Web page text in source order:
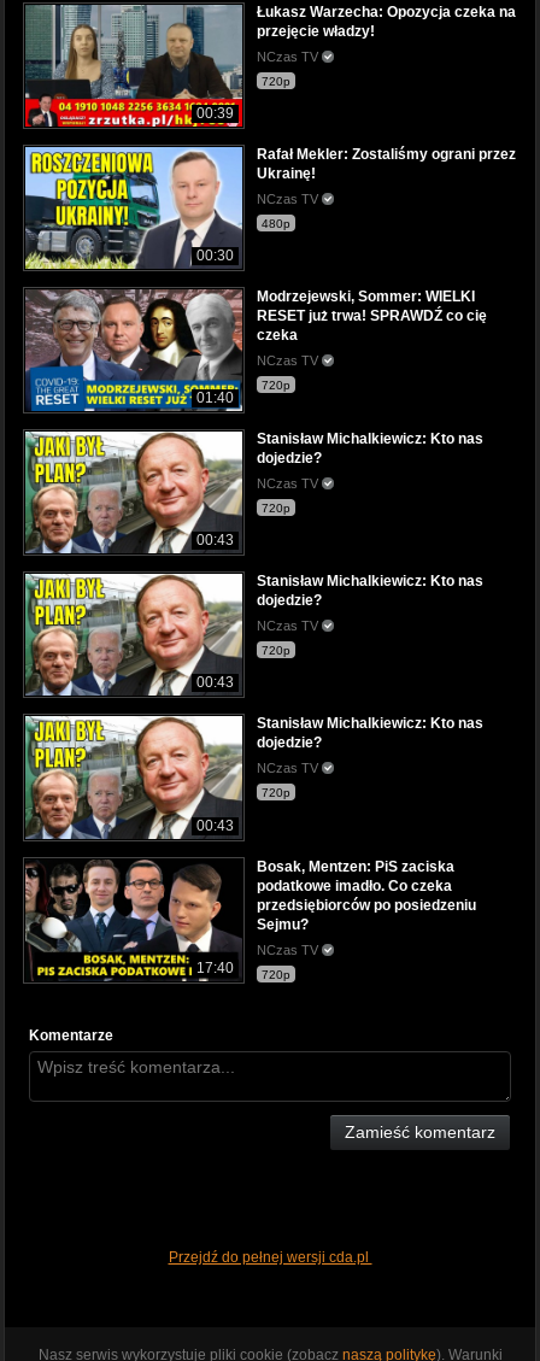
00:39
Łukasz Warzecha: Opozycja czeka na
przejęcie władzy!
NCzas TV
720p
00:30
Rafał Mekler: Zostaliśmy ograni przez
Ukrainę!
NCzas TV
480p
01:40
Modrzejewski, Sommer: WIELKI
RESET już trwa! SPRAWDŹ co cię
czeka
NCzas TV
720p
00:43
Stanisław Michalkiewicz: Kto nas
dojedzie?
NCzas TV
720p
00:43
Stanisław Michalkiewicz: Kto nas
dojedzie?
NCzas TV
720p
00:43
Stanisław Michalkiewicz: Kto nas
dojedzie?
NCzas TV
720p
17:40
Bosak, Mentzen: PiS zaciska
podatkowe imadło. Co czeka
przedsiębiorców po posiedzeniu
Sejmu?
NCzas TV
720p
Komentarze
Zamieść komentarz
Przejdź do pełnej wersji cda.pl
Nasz serwis wykorzystuje pliki cookie (zobacz naszą politykę). Warunki